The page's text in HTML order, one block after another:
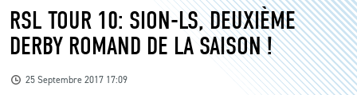
EQUIPES
BILLETTERIE
RSL TOUR 10: SION-LS, DEUXIÈME
DERBY ROMAND DE LA SAISON !
25 Septembre 2017 17:09